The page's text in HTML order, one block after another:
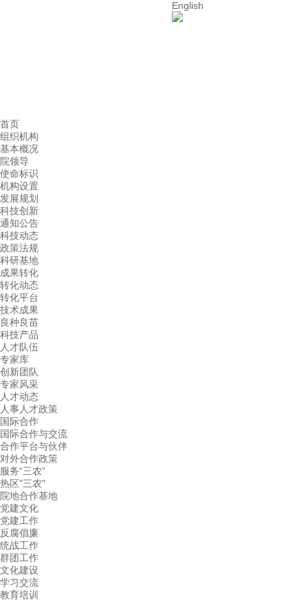
English
首页
组织机构
基本概况
院领导
使命标识
机构设置
发展规划
科技创新
通知公告
科技动态
政策法规
科研基地
成果转化
转化动态
转化平台
技术成果
良种良苗
科技产品
人才队伍
专家库
创新团队
专家风采
人才动态
人事人才政策
国际合作
国际合作与交流
合作平台与伙伴
对外合作政策
服务“三农”
热区"三农"
院地合作基地
党建文化
党建工作
反腐倡廉
统战工作
群团工作
文化建设
学习交流
教育培训